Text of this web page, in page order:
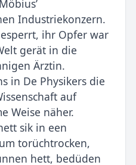
Industriekonzern.
ihr Opfer war
gerät in die
Ärztin.
in De Physikers die
auf
Weise näher.
sik in een
torüchtrocken,
hett, bedüden